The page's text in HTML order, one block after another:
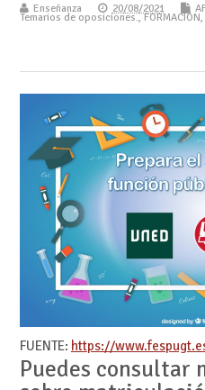
Enseñanza 20/08/2021
Temarios de oposiciones.,FORMACIÓN,
FUENTE: https://
Puedes consultar